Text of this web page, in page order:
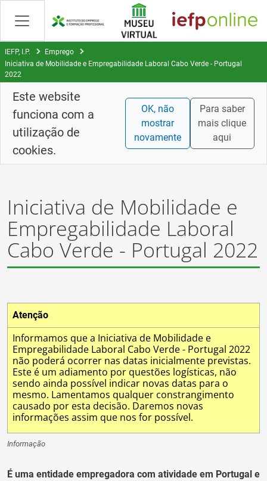
Skip
Content
IEFP, I.P.
Emprego
Iniciativa de Mobilidade e Empregabilidade Laboral Cabo Verde - Portugal
2022
Este website
funciona com a
utilização de
cookies.
OK, não
mostrar
novamente
Para saber
mais clique
aqui
Iniciativa de Mobilidade e
Empregabilidade Laboral
Cabo Verde - Portugal 2022
Informação
Atenção
Informamos que a Iniciativa de Mobilidade e
Empregabilidade Laboral Cabo Verde - Portugal 2022
não poderá ocorrer nas datas inicialmente previstas.
Este é um adiamento por questões logísticas, não
sendo ainda possível indicar novas datas para o
mesmo. Lamentamos qualquer constrangimento
causado por esta decisão. Daremos novas
informações assim que nos for possível.
É uma entidade empregadora com atividade em Portugal e